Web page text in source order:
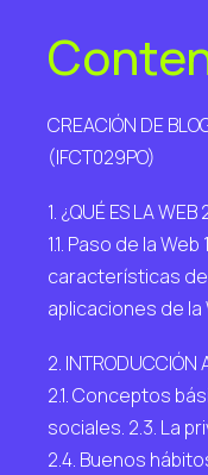
CREACIÓN DE
(IFCT029PO)
1. ¿QUÉ ES LA WEB
1.1. Paso de la
características de
aplicaciones de la
2. INTRODUCCIÓN
2.1. Conceptos
sociales. 2.3. La
2.4. Buenos